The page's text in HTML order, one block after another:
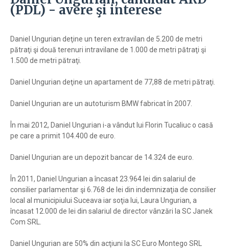
(PDL) - avere şi interese
Daniel Ungurian deţine un teren extravilan de 5.200 de metri
pătraţi şi două terenuri intravilane de 1.000 de metri pătraţi şi
1.500 de metri pătraţi.
Daniel Ungurian deţine un apartament de 77,88 de metri pătraţi.
Daniel Ungurian are un autoturism BMW fabricat în 2007.
În mai 2012, Daniel Ungurian i-a vândut lui Florin Tucaliuc o casă
pe care a primit 104.400 de euro.
Daniel Ungurian are un depozit bancar de 14.324 de euro.
În 2011, Daniel Ungurian a încasat 23.964 lei din salariul de
consilier parlamentar şi 6.768 de lei din indemnizaţia de consilier
local al municipiului Suceava iar soţia lui, Laura Ungurian, a
încasat 12.000 de lei din salariul de director vânzări la SC Janek
Com SRL.
Daniel Ungurian are 50% din acţiuni la SC Euro Montego SRL